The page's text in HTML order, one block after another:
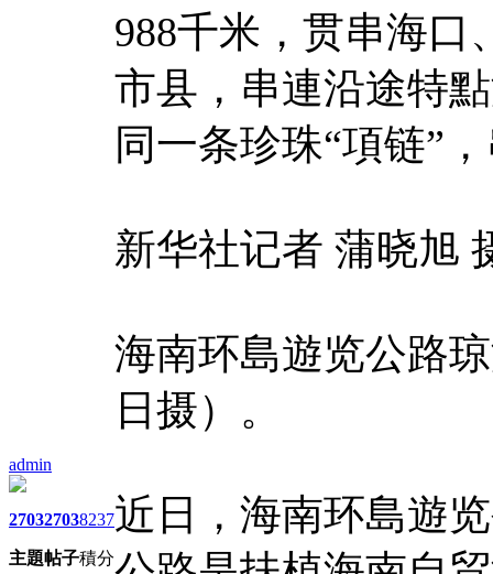
admin
2703
主題
2703
帖子
8237
積分
988千米，贯串海口
市县，串連沿途特
同一条珍珠“項链”
新华社记者 蒲晓旭
海南环島遊览公路
日摄）。
近日，海南环島遊